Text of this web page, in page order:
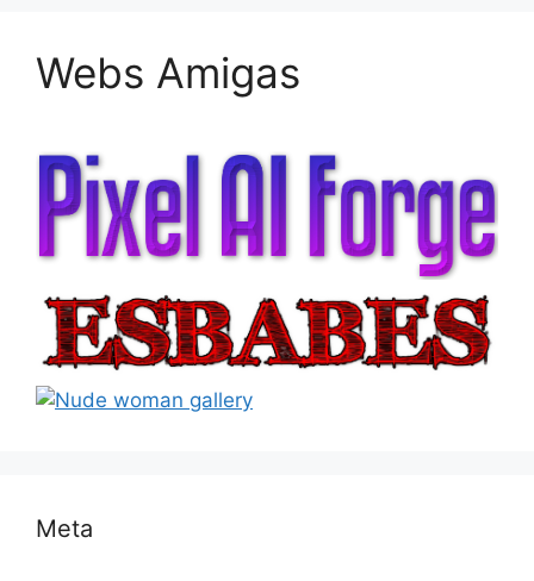
Webs Amigas
Meta